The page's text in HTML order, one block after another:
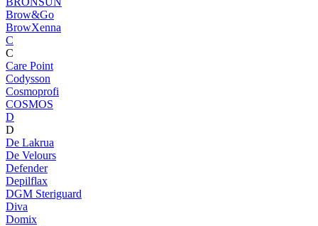
Brow&Go
BrowXenna
C
C
Care Point
Codysson
Cosmoprofi
COSMOS
D
D
De Lakrua
De Velours
Defender
Depilflax
DGM Steriguard
Diva
Domix